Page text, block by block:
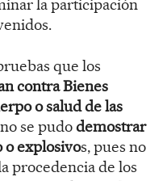
la participación
que los
contra Bienes
o salud de las
se pudodemostrar
o explosivos, pues no
procedencia de los